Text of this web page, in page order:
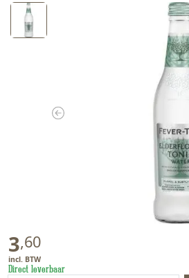
Previous
3,60
Direct leverbaar